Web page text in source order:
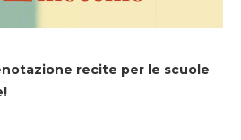
recite per le scuole